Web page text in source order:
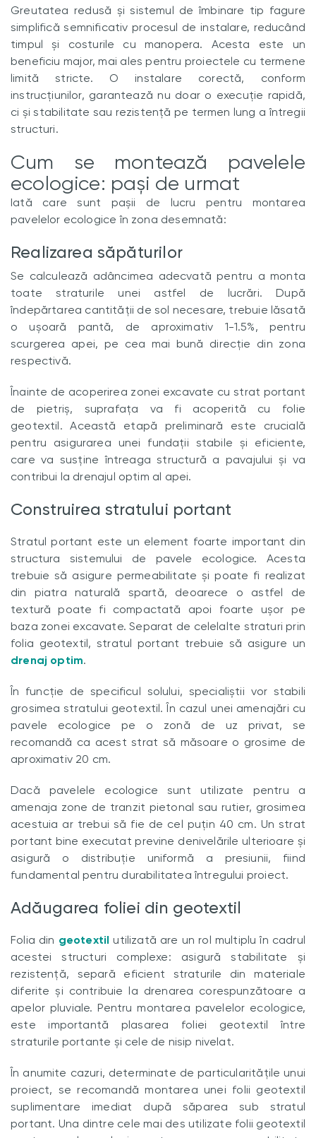
Greutatea redusă și sistemul de îmbinare tip fagure
simplifică semnificativ procesul de instalare, reducând
timpul și costurile cu manopera. Acesta este un
beneficiu major, mai ales pentru proiectele cu termene
limită stricte. O instalare corectă, conform
instrucțiunilor, garantează nu doar o execuție rapidă,
ci și stabilitate sau rezistență pe termen lung a întregii
structuri.
Cum se montează pavelele
ecologice: pași de urmat
Iată care sunt pașii de lucru pentru montarea
pavelelor ecologice în zona desemnată:
Realizarea săpăturilor
Se calculează adâncimea adecvată pentru a monta
toate straturile unei astfel de lucrări. După
îndepărtarea cantității de sol necesare, trebuie lăsată
o ușoară pantă, de aproximativ 1-1.5%, pentru
scurgerea apei, pe cea mai bună direcție din zona
respectivă.
Înainte de acoperirea zonei excavate cu strat portant
de pietriș, suprafața va fi acoperită cu folie
geotextil. Această etapă preliminară este crucială
pentru asigurarea unei fundații stabile și eficiente,
care va susține întreaga structură a pavajului și va
contribui la drenajul optim al apei.
Construirea stratului portant
Stratul portant este un element foarte important din
structura sistemului de pavele ecologice. Acesta
trebuie să asigure permeabilitate și poate fi realizat
din piatra naturală spartă, deoarece o astfel de
textură poate fi compactată apoi foarte ușor pe
baza zonei excavate. Separat de celelalte straturi prin
folia geotextil, stratul portant trebuie să asigure un
drenaj optim.
În funcție de specificul solului, specialiștii vor stabili
grosimea stratului geotextil. În cazul unei amenajări cu
pavele ecologice pe o zonă de uz privat, se
recomandă ca acest strat să măsoare o grosime de
aproximativ 20 cm.
Dacă pavelele ecologice sunt utilizate pentru a
amenaja zone de tranzit pietonal sau rutier, grosimea
acestuia ar trebui să fie de cel puțin 40 cm. Un strat
portant bine executat previne denivelările ulterioare și
asigură o distribuție uniformă a presiunii, fiind
fundamental pentru durabilitatea întregului proiect.
Adăugarea foliei din geotextil
Folia din geotextil utilizată are un rol multiplu în cadrul
acestei structuri complexe: asigură stabilitate și
rezistență, separă eficient straturile din materiale
diferite și contribuie la drenarea corespunzătoare a
apelor pluviale. Pentru montarea pavelelor ecologice,
este importantă plasarea foliei geotextil între
straturile portante și cele de nisip nivelat.
În anumite cazuri, determinate de particularitățile unui
proiect, se recomandă montarea unei folii geotextil
suplimentare imediat după săparea sub stratul
portant. Una dintre cele mai des utilizate folii geotextil